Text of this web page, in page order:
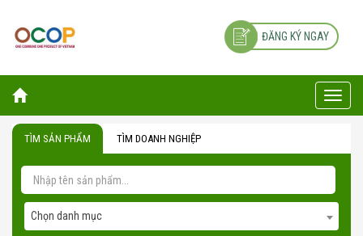
ĐĂNG KÝ NGAY
Toggle
TÌM SẢN PHẨM TÌM DOANH NGHIỆP
Chọn danh mục